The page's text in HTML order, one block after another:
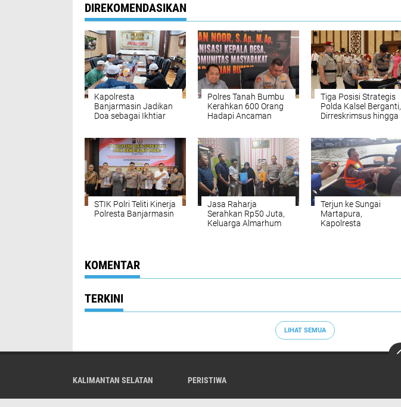
DIREKOMENDASIKAN
Kapolresta
Banjarmasin Jadikan
Doa sebagai Ikhtiar
Polres Tanah Bumbu
Kerahkan 600 Orang
Hadapi Ancaman
Tiga Posisi Strategis
Polda Kalsel Berganti,
Dirreskrimsus hingga
Pejabat Baru
STIK Polri Teliti Kinerja
Polresta Banjarmasin
Jasa Raharja
Serahkan Rp50 Juta,
Keluarga Almarhum
Terjun ke Sungai
Martapura,
Kapolresta
KOMENTAR
TERKINI
LIHAT SEMUA
KALIMANTAN SELATAN PERISTIWA